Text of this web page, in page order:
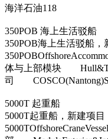
海洋石油118
350POB 海上生活驳船
350POB海上生活驳船
体与上部模块
司
5000T 起重船
5000T起重船，新建